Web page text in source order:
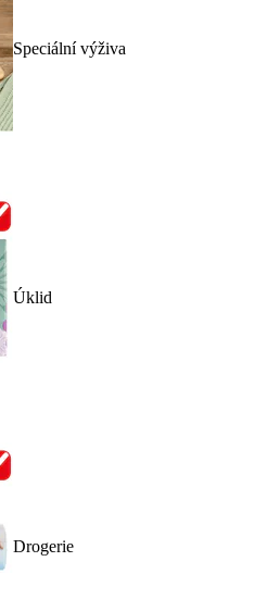
Speciální výživa
Úklid
Drogerie